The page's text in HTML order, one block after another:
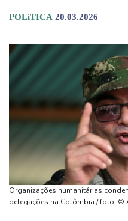
POLíTICA 20.03.2026
Organizações humanitárias